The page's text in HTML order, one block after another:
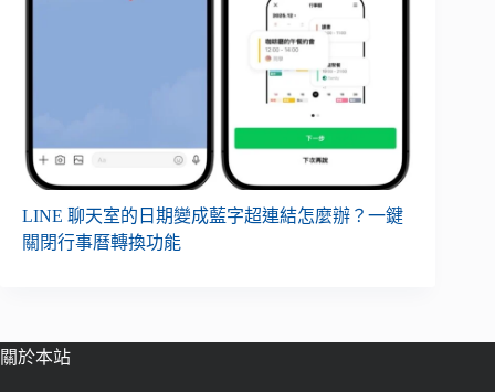
LINE 聊天室的日期變成藍字超連結怎麼辦？一鍵
關閉行事曆轉換功能
關於本站